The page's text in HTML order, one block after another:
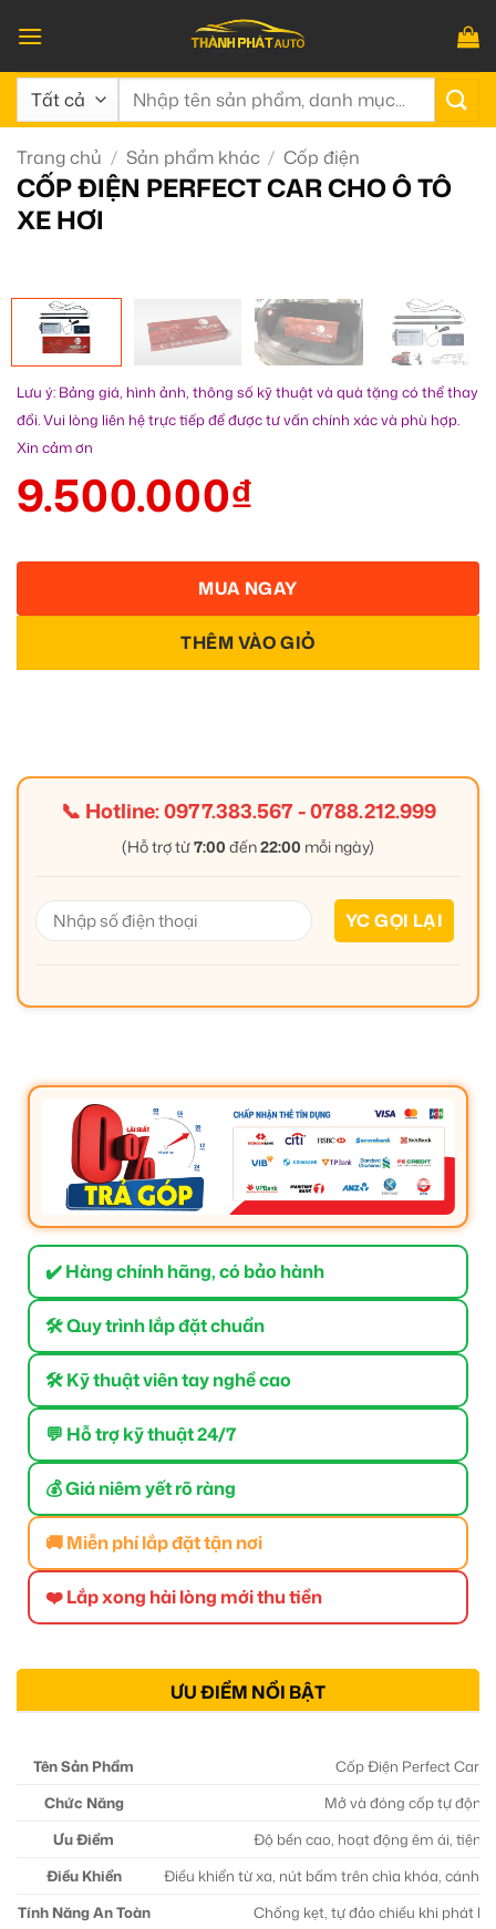
qua
nội
dung
Tìm
Trang chủ / Sản phẩm khác / Cốp điện
CỐP ĐIỆN PERFECT CAR CHO Ô TÔ
XE HƠI
Lưu ý: Bảng giá, hình ảnh, thông số kỹ thuật và quà tặng có thể thay
đổi. Vui lòng liên hệ trực tiếp để được tư vấn chính xác và phù hợp.
Xin cảm ơn
9.500.000₫
THÊM VÀO GIỎ
MUA NGAY
📞 Hotline:0977.383.567-0788.212.999
(Hỗ trợ từ7:00 đến22:00 mỗi ngày)
✔️ Hàng chính hãng, có bảo hành
🛠 Quy trình lắp đặt chuẩn
🛠 Kỹ thuật viên tay nghề cao
💬 Hỗ trợ kỹ thuật 24/7
💰 Giá niêm yết rõ ràng
🚚 Miễn phí lắp đặt tận nơi
❤️ Lắp xong hài lòng mới thu tiền
ƯU ĐIỂM NỔI BẬT
Tên Sản Phẩm
Cốp Điện Perfect Car
Chức Năng
Mở và đóng cốp tự động
Ưu Điểm
Độ bền cao, hoạt động êm ái, tiện
Điều Khiển
Điều khiển từ xa, nút bấm trên chìa khóa, cánh
Tính Năng An Toàn
Chống kẹt, tự đảo chiều khi phát